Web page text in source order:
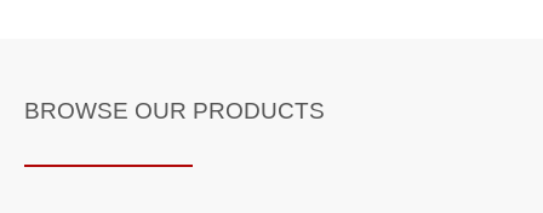
BROWSE OUR PRODUCTS